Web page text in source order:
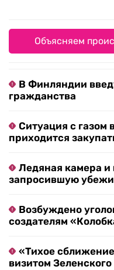
Объясняем
В Финляндии
гражданства
Ситуация с газом
приходится
Ледяная камера
запросившую
Возбуждено
создателям
«Тихое
визитом